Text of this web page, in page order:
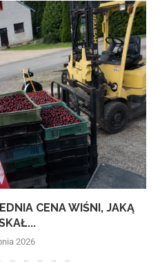
CENA WIŚNI, JAKĄ
2026